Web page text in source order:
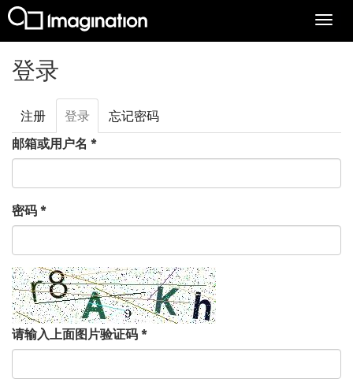
登录
主标签
注册 登录 （活
动标
忘记密码
邮箱或用户名 *
密码 *
请输入上面图片验证码 *